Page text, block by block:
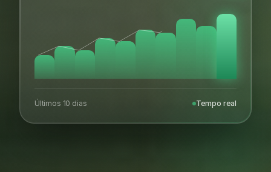
Últimos 10 dias Tempo real